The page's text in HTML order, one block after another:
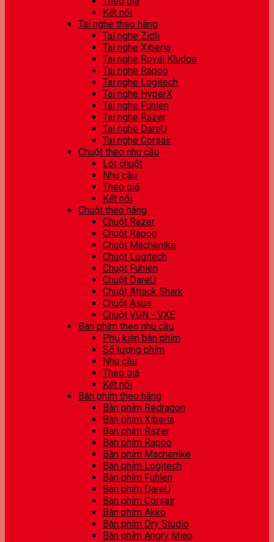
Kết nối
Tai nghe theo hãng
Tai nghe Zidli
Tai nghe Xiberia
Tai nghe Royal Kludge
Tai nghe Rapoo
Tai nghe Logitech
Tai nghe HyperX
Tai nghe Fuhlen
Tai nghe Razer
Tai nghe DareU
Tai nghe Corsair
Chuột theo nhu cầu
Lót chuột
Nhu cầu
Theo giá
Kết nối
Chuột theo hãng
Chuột Razer
Chuột Rapoo
Chuột Machenike
Chuột Logitech
Chuột Fuhlen
Chuột DareU
Chuột Attack Shark
Chuột Asus
Chuột VGN - VXE
Bàn phím theo nhu cầu
Phụ kiện bàn phím
Số lượng phím
Nhu cầu
Theo giá
Kết nối
Bàn phím theo hãng
Bàn phím Redragon
Bàn phím Xiberia
Bàn phím Razer
Bàn phím Rapoo
Bàn phím Machenike
Bàn phím Logitech
Bàn phím Fuhlen
Bàn phím DareU
Bàn phím Corsair
Bàn phím Akko
Bàn phím Dry Studio
Bàn phím Angry Miao